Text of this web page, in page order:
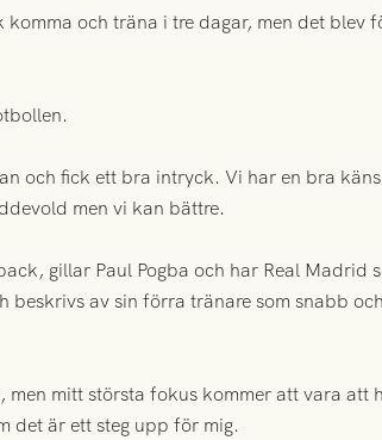
och träna i tre dagar, men det blev
och fick ett bra intryck. Vi har en bra
men vi kan bättre.
gillar Paul Pogba och har Real Madrid
beskrivs av sin förra tränare som snabb
mitt största fokus kommer att vara att
det är ett steg upp för mig.